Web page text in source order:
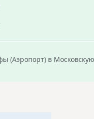
(Аэропорт) в Московскую